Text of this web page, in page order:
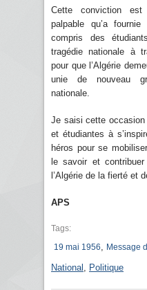
Cette conviction
palpable qu’a
compris des
tragédie nationale à
pour que l’Algérie
unie de nouveau
nationale.
Je saisi cette occasion
et étudiantes à
héros pour se
le savoir et
l’Algérie de la fierté et
APS
Tags:
19 mai 1956
Message
National Politique